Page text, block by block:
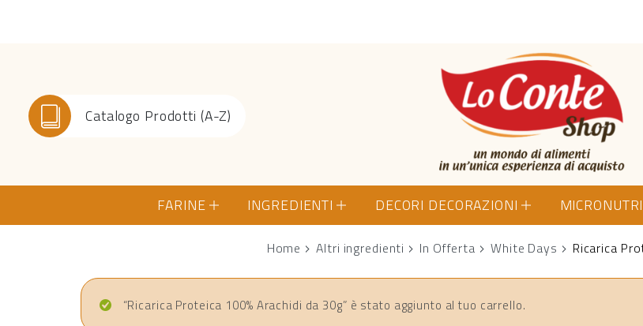
Catalogo Prodotti (A-Z)
Lo Conte Shop
FARINE INGREDIENTI DECORI DECORAZIONI
Home Altri ingredienti In Offerta White Days Ricarica
“Ricarica Proteica 100% Arachidi da 30g” è stato aggiunto al tuo carrello.